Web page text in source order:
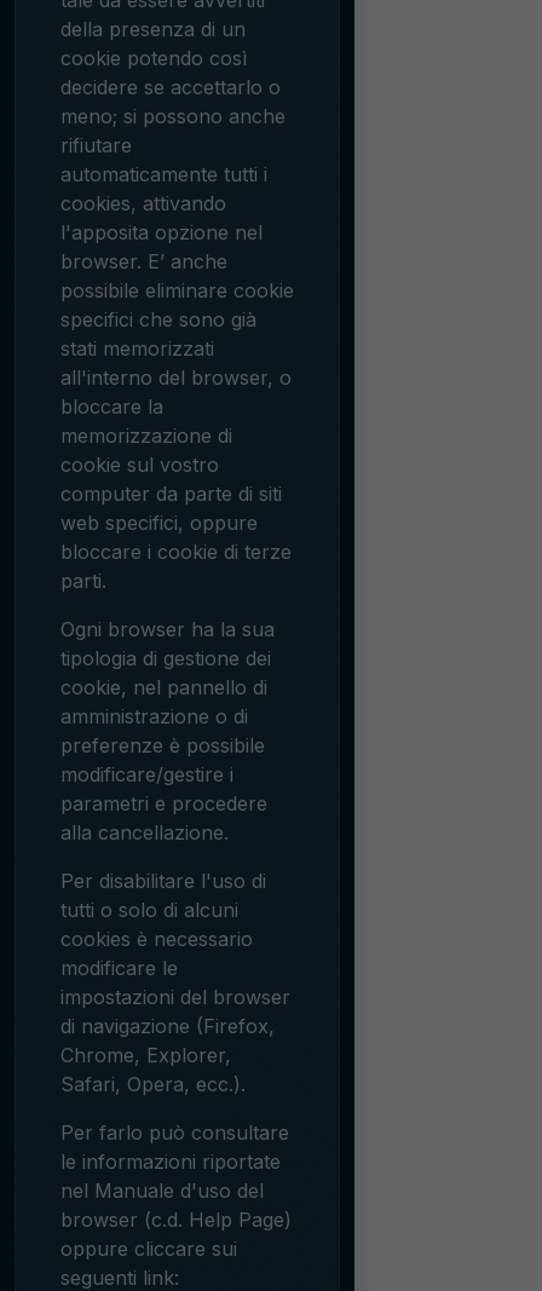
della presenza di un
cookie potendo così
decidere se accettarlo o
meno; si possono anche
rifiutare
automaticamente tutti i
cookies, attivando
l'apposita opzione nel
browser. E’ anche
possibile eliminare cookie
specifici che sono già
stati memorizzati
all'interno del browser, o
bloccare la
memorizzazione di
cookie sul vostro
computer da parte di siti
web specifici, oppure
bloccare i cookie di terze
parti.
Ogni browser ha la sua
tipologia di gestione dei
cookie, nel pannello di
amministrazione o di
preferenze è possibile
modificare/gestire i
parametri e procedere
alla cancellazione.
Per disabilitare l'uso di
tutti o solo di alcuni
cookies è necessario
modificare le
impostazioni del browser
di navigazione (Firefox,
Chrome, Explorer,
Safari, Opera, ecc.).
Per farlo può consultare
le informazioni riportate
nel Manuale d'uso del
browser (c.d. Help Page)
oppure cliccare sui
seguenti link: